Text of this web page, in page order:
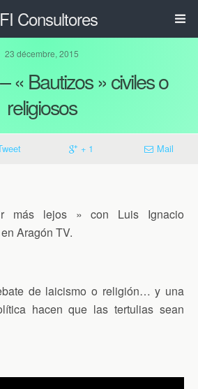
Consultores
23 décembre, 2015
« Bautizos » civiles o
religiosos
+ 1 Mail
más lejos » con Luis Ignacio
Aragón TV.
de laicismo o religión… y una
hacen que las tertulias sean